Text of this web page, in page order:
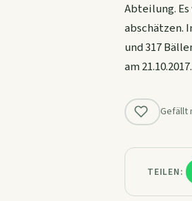
Abteilung.
abschätzen.
und 317
am 21.10.2017.
Gefällt
TEILEN: